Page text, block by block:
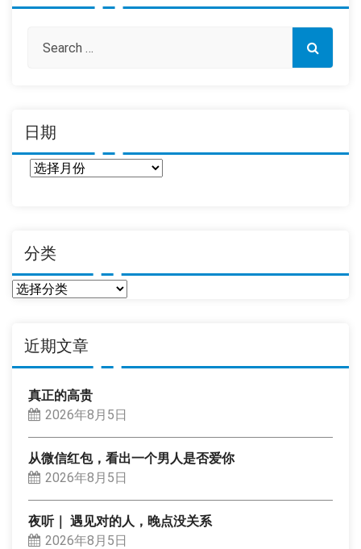
日期
分类
分
近期文章
真正的高贵
2026年8月5日
从微信红包，看出一个男人是否爱你
2026年8月5日
夜听｜ 遇见对的人，晚点没关系
2026年8月5日